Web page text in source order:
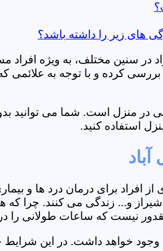
های زیر را داشته باشد؟
در سنین مختلف، به ویژه
کرده و با توجه به علائمی
در منزل است. شما می
استفاده کنید.
از افراد برای درمان درد
و... زندگی می کنند. چرا
نیست که ساعات طولانی را
خواهد داشت. در این شرایط